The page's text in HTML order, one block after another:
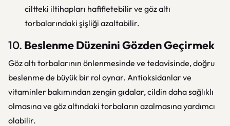
ciltteki iltihapları hafifletebilir ve göz altı
torbalarındaki şişliği azaltabilir.
10. Beslenme Düzenini Gözden Geçirmek
Göz altı torbalarının önlenmesinde ve tedavisinde, doğru
beslenme de büyük bir rol oynar. Antioksidanlar ve
vitaminler bakımından zengin gıdalar, cildin daha sağlıklı
olmasına ve göz altındaki torbaların azalmasına yardımcı
olabilir.